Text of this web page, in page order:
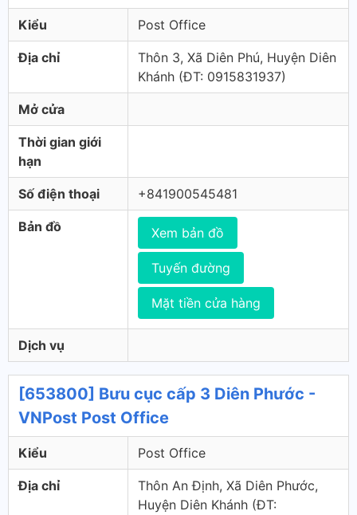
Kiểu Post Office
Địa chỉ
Thôn 3, Xã Diên Phú, Huyện Diên
Khánh (ÐT: 0915831937)
Mở cửa
Thời gian giới
hạn
Số điện thoại +841900545481
Bản đồ Xem bản đồ
Tuyến đường
Mặt tiền cửa hàng
Dịch vụ
[653800] Bưu cục cấp 3 Diên Phước -
VNPost Post Office
Kiểu Post Office
Địa chỉ
Thôn An Định, Xã Diên Phước,
Huyện Diên Khánh (ÐT: